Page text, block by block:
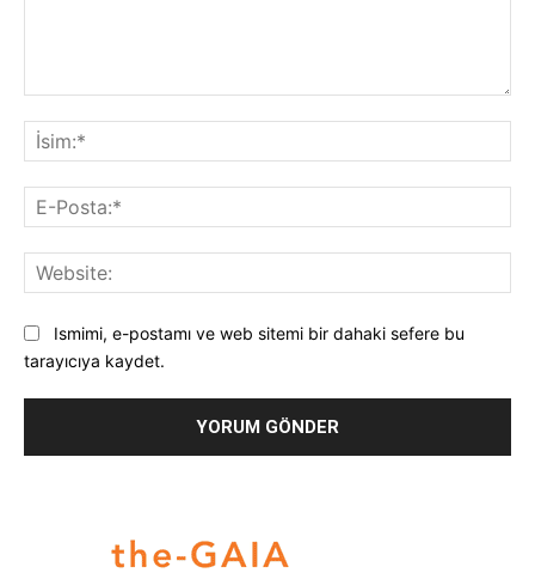
Ismimi, e-postamı ve web sitemi bir dahaki sefere bu
tarayıcıya kaydet.